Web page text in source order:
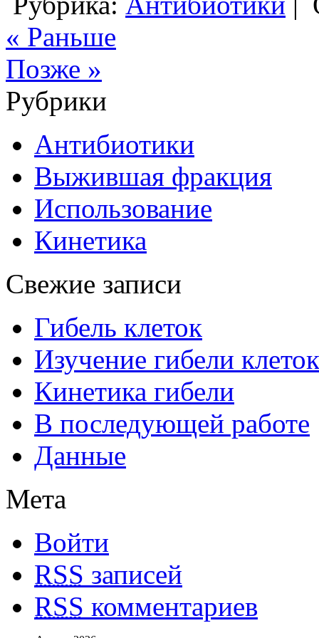
« Раньше
Позже »
Рубрики
Антибиотики
Выжившая фракция
Использование
Кинетика
Свежие записи
Гибель клеток
Изучение гибели
Кинетика гибели
В последующей работе
Данные
Мета
Войти
RSS записей
RSS комментариев